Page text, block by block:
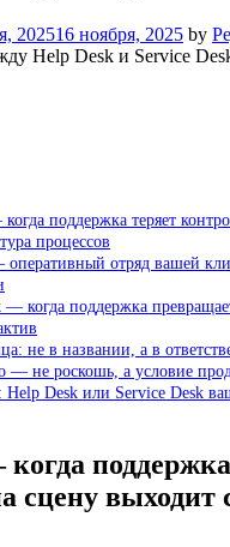
202516 ноября, 2025 by
поддержка теряет
процессов
отряд вашей
— когда поддержка
не в названии, а в
— не роскошь, а условие
Help Desk или Service Desk
сцену выходит